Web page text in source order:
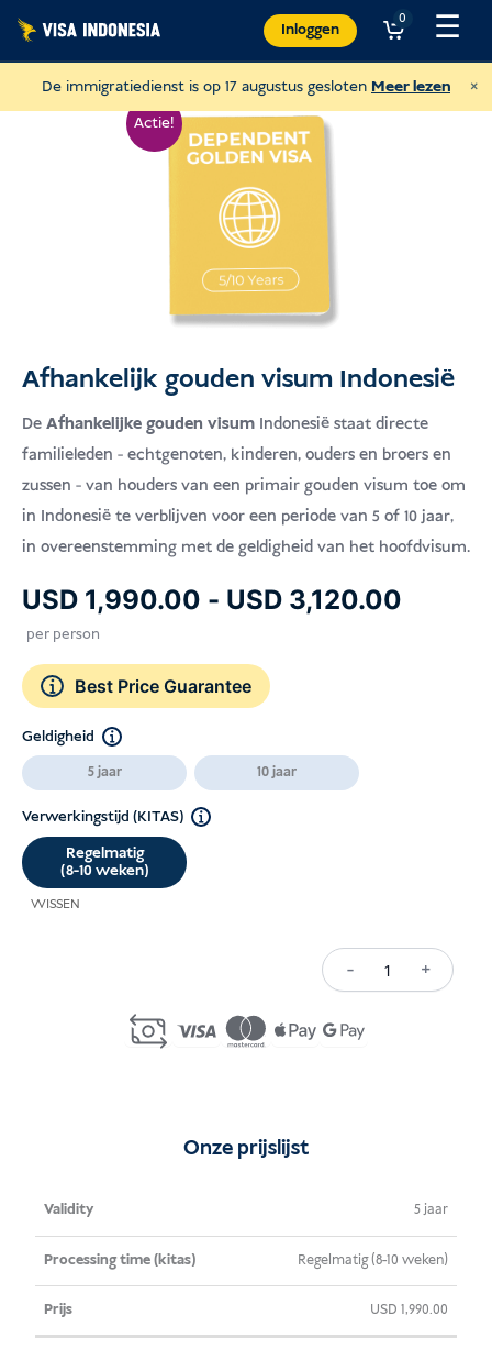
Overslaan
naar
inhoud
Inloggen
0 ☰
De immigratiedienst is op 17 augustus gesloten Meer lezen ×
Actie!
Afhankelijk gouden visum Indonesië
De Afhankelijke gouden visum Indonesië staat directe
familieleden - echtgenoten, kinderen, ouders en broers en
zussen - van houders van een primair gouden visum toe om
in Indonesië te verblijven voor een periode van 5 of 10 jaar,
in overeenstemming met de geldigheid van het hoofdvisum.
USD 1,990.00 - USD 3,120.00
per person
Best Price Guarantee
Geldigheid
5 jaar 10 jaar
Verwerkingstijd (KITAS)
Regelmatig
(8-10 weken)
WISSEN
-
Dependent
Visa
+
Onze prijslijst
Geldigheid
(kitas)
5 jaar
Regelmatig (8-10 weken)
USD 1,990.00
Doneer aan Villa Kitty
en help katten op Bali
USD Doneer